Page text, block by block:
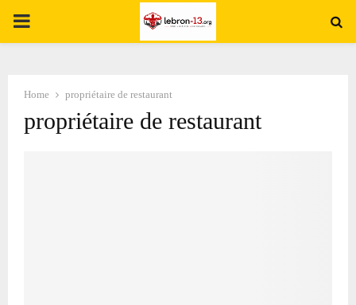
PRIMARY
Home propriétaire de restaurant
propriétaire de restaurant